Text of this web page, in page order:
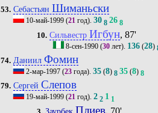
53. Себастьян Шиманьски
10-май-1999(21год). 30 8 26 8
10. Сильвестр Игбун, 87'
8-сен-1990 (30 лет). 136 (28)
74. Даниил Фомин
2-мар-1997(23года). 35(8) 8 35(8) 8
79. Сергей Слепов
19-май-1999(21год). 2 2 1 1
Заурбек Плиев, 70'